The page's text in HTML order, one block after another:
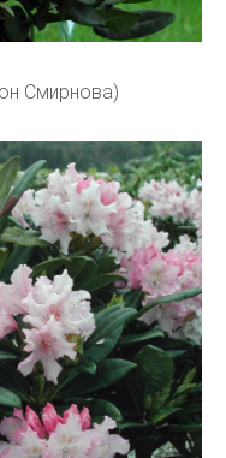
Смирнова)